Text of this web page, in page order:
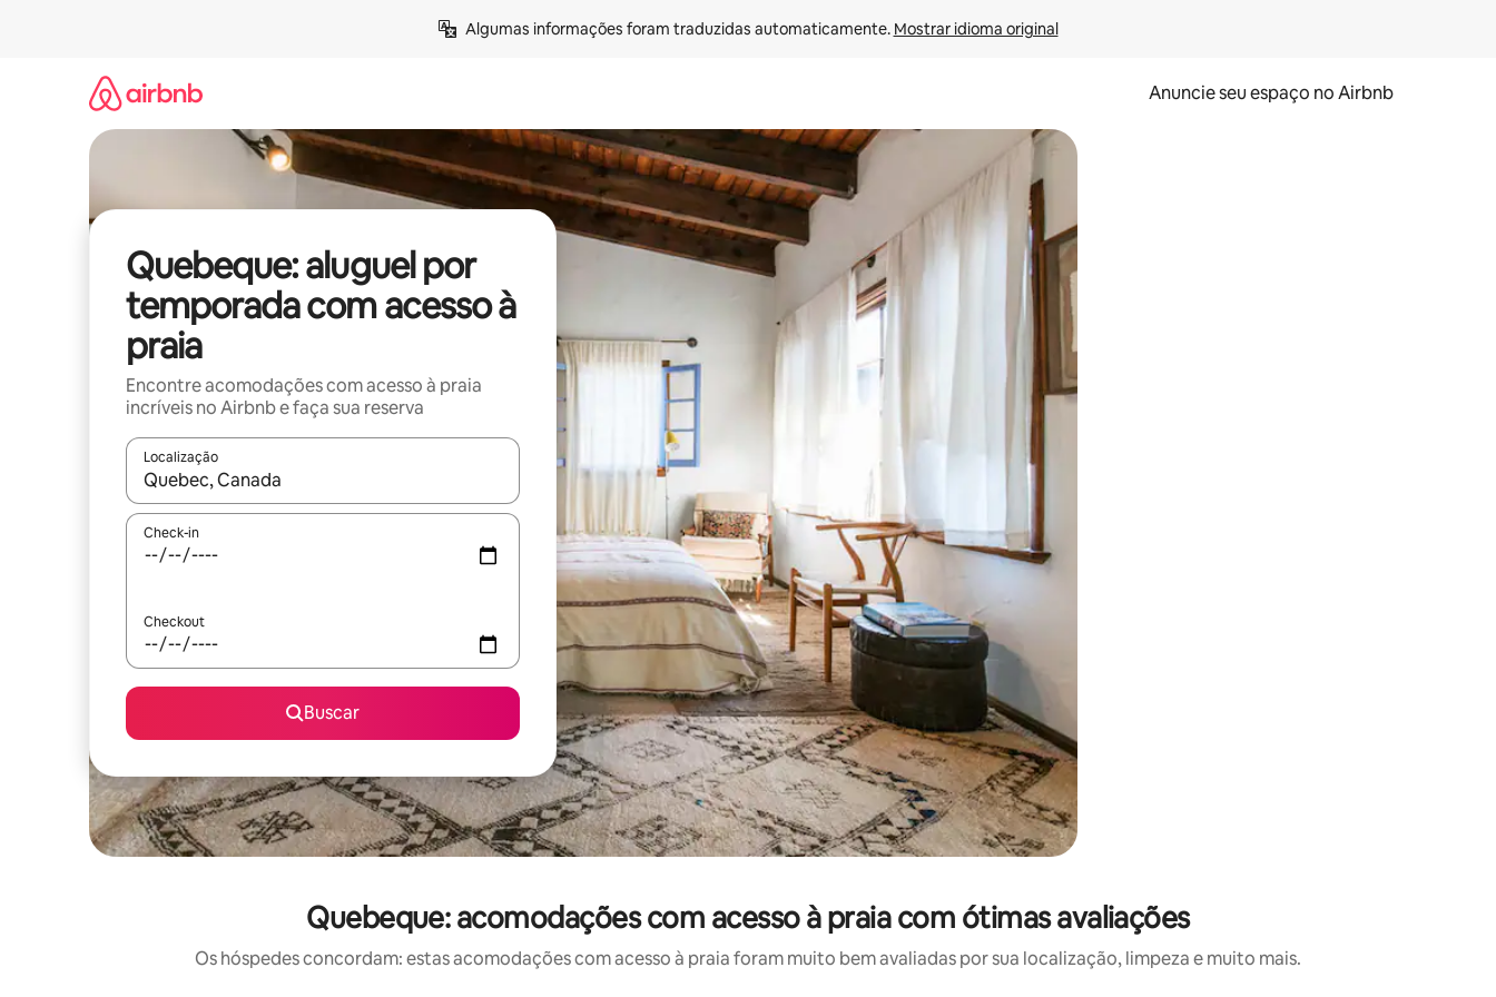
Algumas informações foram traduzidas automaticamente. Mostrar idioma original
Anuncie seu espaço no Airbnb
Quebeque: aluguel por
temporada com acesso à
praia
Encontre acomodações com acesso à praia
incríveis no Airbnb e faça sua reserva
Localização
Quando os resultados estiverem disponíveis, explore-os usando as seta para cima e para baixo do teclado ou tocando e deslizando o dedo na tela.
Check-in
Checkout
Buscar
Quebeque: acomodações com acesso à praia com ótimas avaliações
Os hóspedes concordam: estas acomodações com acesso à praia foram muito bem avaliadas por sua localização, limpeza e muito mais.